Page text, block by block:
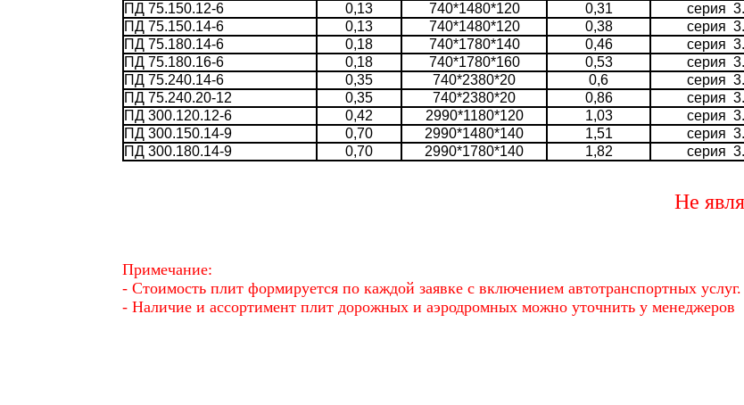
ПД 75.150.12-6
0,13 740*1480*120 0,31 серия
ПД 75.150.14-6
0,13 740*1480*120 0,38 серия
ПД 75.180.14-6
0,18 740*1780*140 0,46 серия
ПД 75.180.16-6
0,18 740*1780*160 0,53 серия
ПД 75.240.14-6
0,35 740*2380*20 0,6 серия
ПД 75.240.20-12
0,35 740*2380*20 0,86 серия
ПД 300.120.12-6
0,42 2990*1180*120 1,03 серия
ПД 300.150.14-9
0,70 2990*1480*140 1,51 серия
ПД 300.180.14-9
0,70 2990*1780*140 1,82 серия
Не
Примечание:
- Стоимость плит формируется по каждой заявке с включением автотранспортных услуг.
- Наличие и ассортимент плит дорожных и аэродромных можно уточнить у менеджеров